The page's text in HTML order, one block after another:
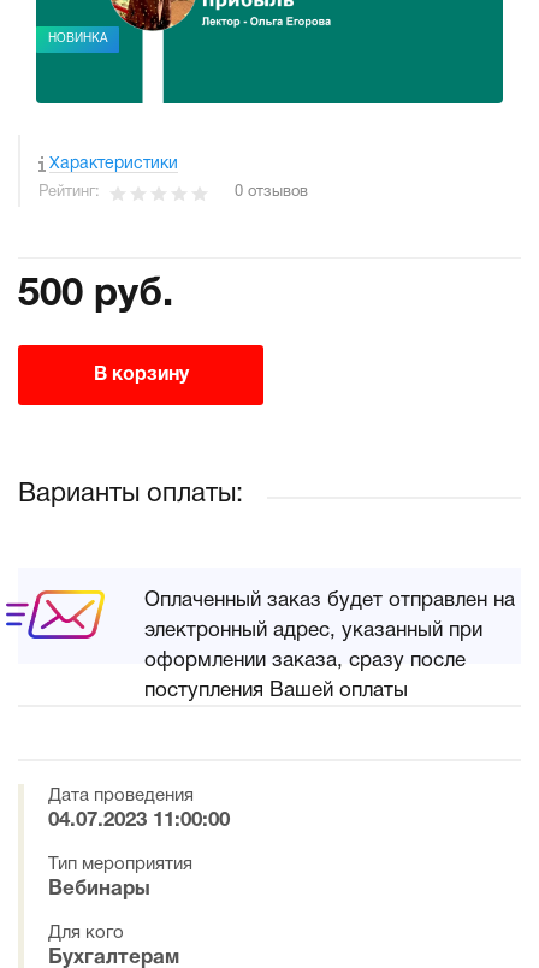
НОВИНКА
Характеристики
Рейтинг: 0 отзывов
500 руб.
В корзину
Варианты оплаты:
Оплаченный заказ будет отправлен на
электронный адрес, указанный при
оформлении заказа, сразу после
поступления Вашей оплаты
Дата проведения
04.07.2023 11:00:00
Тип мероприятия
Вебинары
Для кого
Бухгалтерам